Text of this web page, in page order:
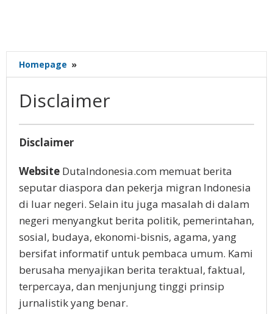
Homepage »
Disclaimer
8
Juni
oleh
Susanto
Disclaimer
Website DutaIndonesia.com memuat berita
seputar diaspora dan pekerja migran Indonesia
di luar negeri. Selain itu juga masalah di dalam
negeri menyangkut berita politik, pemerintahan,
sosial, budaya, ekonomi-bisnis, agama, yang
bersifat informatif untuk pembaca umum. Kami
berusaha menyajikan berita teraktual, faktual,
terpercaya, dan menjunjung tinggi prinsip
jurnalistik yang benar.